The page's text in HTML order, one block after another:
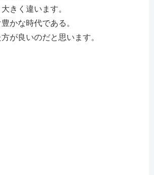
きく違います。
かな時代である。
が良いのだと思います。